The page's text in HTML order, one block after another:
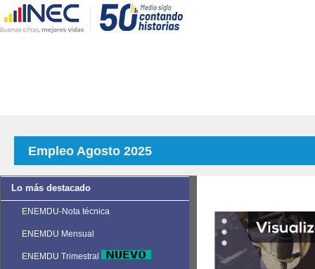
Empleo Agosto 2025
Lo más destacado
ENEMDU-Nota técnica
ENEMDU Mensual
ENEMDU Trimestral